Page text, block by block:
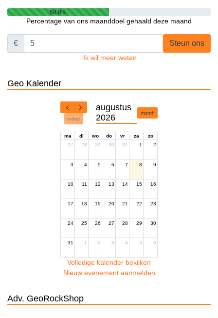
50.0%
Percentage van ons maanddoel gehaald deze maand
€ Steun ons
Ik wil meer weten
Geo Kalender
today
augustus
2026
month
ma di wo do vr za
zo
27
28 29 30 31 1 2
3 4 5 6 7 8 9
10 11 12 13 14 15 16
17 18 19 20 21 22 23
24 25 26 27 28 29 30
31 1 2 3 4 5 6
Volledige kalender bekijken
Nieuw evenement aanmelden
Adv. GeoRockShop